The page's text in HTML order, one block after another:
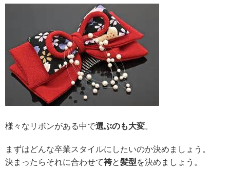
様々なリボンがある中で選ぶのも大変。
まずはどんな卒業スタイルにしたいのか決めましょう。
決まったらそれに合わせて袴と髪型を決めましょう。